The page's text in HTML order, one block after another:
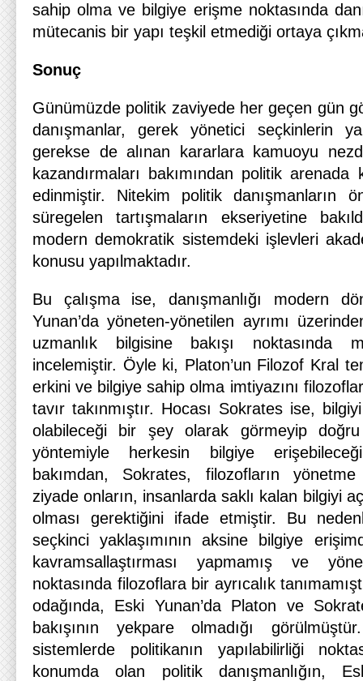
sahip olma ve bilgiye erişme noktasında
mütecanis bir yapı teşkil etmediği ortaya
Sonuç
Günümüzde politik zaviyede her geçen gün
danışmanlar, gerek yönetici seçkinlerin
gerekse de alınan kararlara kamuoyu
kazandırmaları bakımından politik
edinmiştir. Nitekim politik danışmanların
süregelen tartışmaların ekseriyetine
modern demokratik sistemdeki işlevleri
konusu yapılmaktadır.
Bu çalışma ise, danışmanlığı modern
Yunan’da yöneten-yönetilen ayrımı
uzmanlık bilgisine bakışı noktasında
incelemiştir. Öyle ki, Platon’un Filozof Kral
erkini ve bilgiye sahip olma imtiyazını
tavır takınmıştır. Hocası Sokrates ise,
olabileceği bir şey olarak görmeyip
yöntemiyle herkesin bilgiye
bakımdan, Sokrates, filozofların
ziyade onların, insanlarda saklı kalan bilgiyi
olması gerektiğini ifade etmiştir. Bu
seçkinci yaklaşımının aksine bilgiye
kavramsallaştırması yapmamış ve
noktasında filozoflara bir ayrıcalık
odağında, Eski Yunan’da Platon ve
bakışının yekpare olmadığı
sistemlerde politikanın yapılabilirliği
konumda olan politik danışmanlığın,